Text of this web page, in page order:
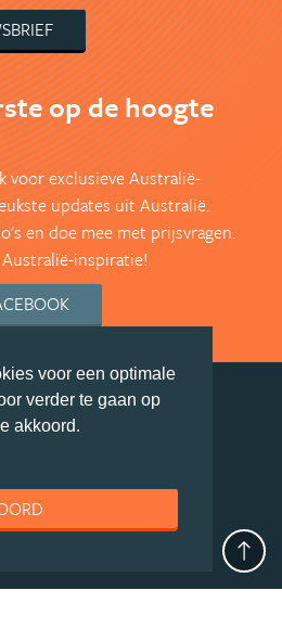
voor een optimale
verder te gaan op
akkoord.
op de hoogte
voor exclusieve Australië-
updates uit Australië.
en doe mee met prijsvragen.
inspiratie!
Algemene Voorwaarden
Disclaimer
Cookies